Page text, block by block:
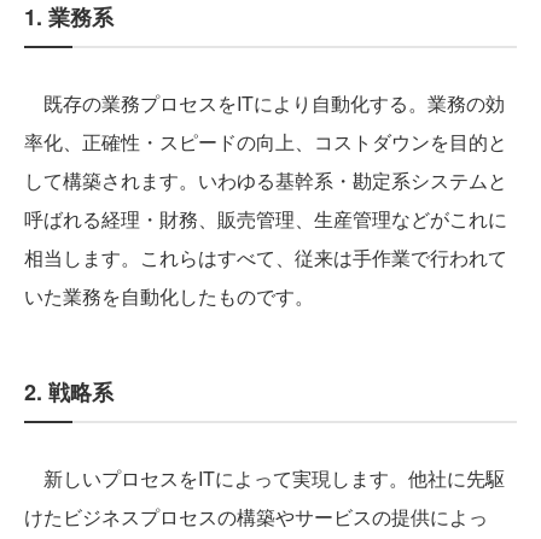
1. 業務系
既存の業務プロセスをITにより自動化する。業務の効
率化、正確性・スピードの向上、コストダウンを目的と
して構築されます。いわゆる基幹系・勘定系システムと
呼ばれる経理・財務、販売管理、生産管理などがこれに
相当します。これらはすべて、従来は手作業で行われて
いた業務を自動化したものです。
2. 戦略系
新しいプロセスをITによって実現します。他社に先駆
けたビジネスプロセスの構築やサービスの提供によっ